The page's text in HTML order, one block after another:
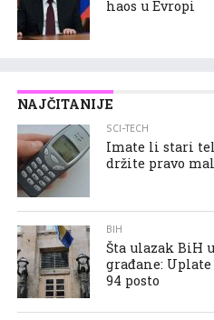
haos u Evropi
NAJČITANIJE
SCI-TECH
Imate li stari
držite pravo
BIH
Šta ulazak BiH
građane:
94 posto